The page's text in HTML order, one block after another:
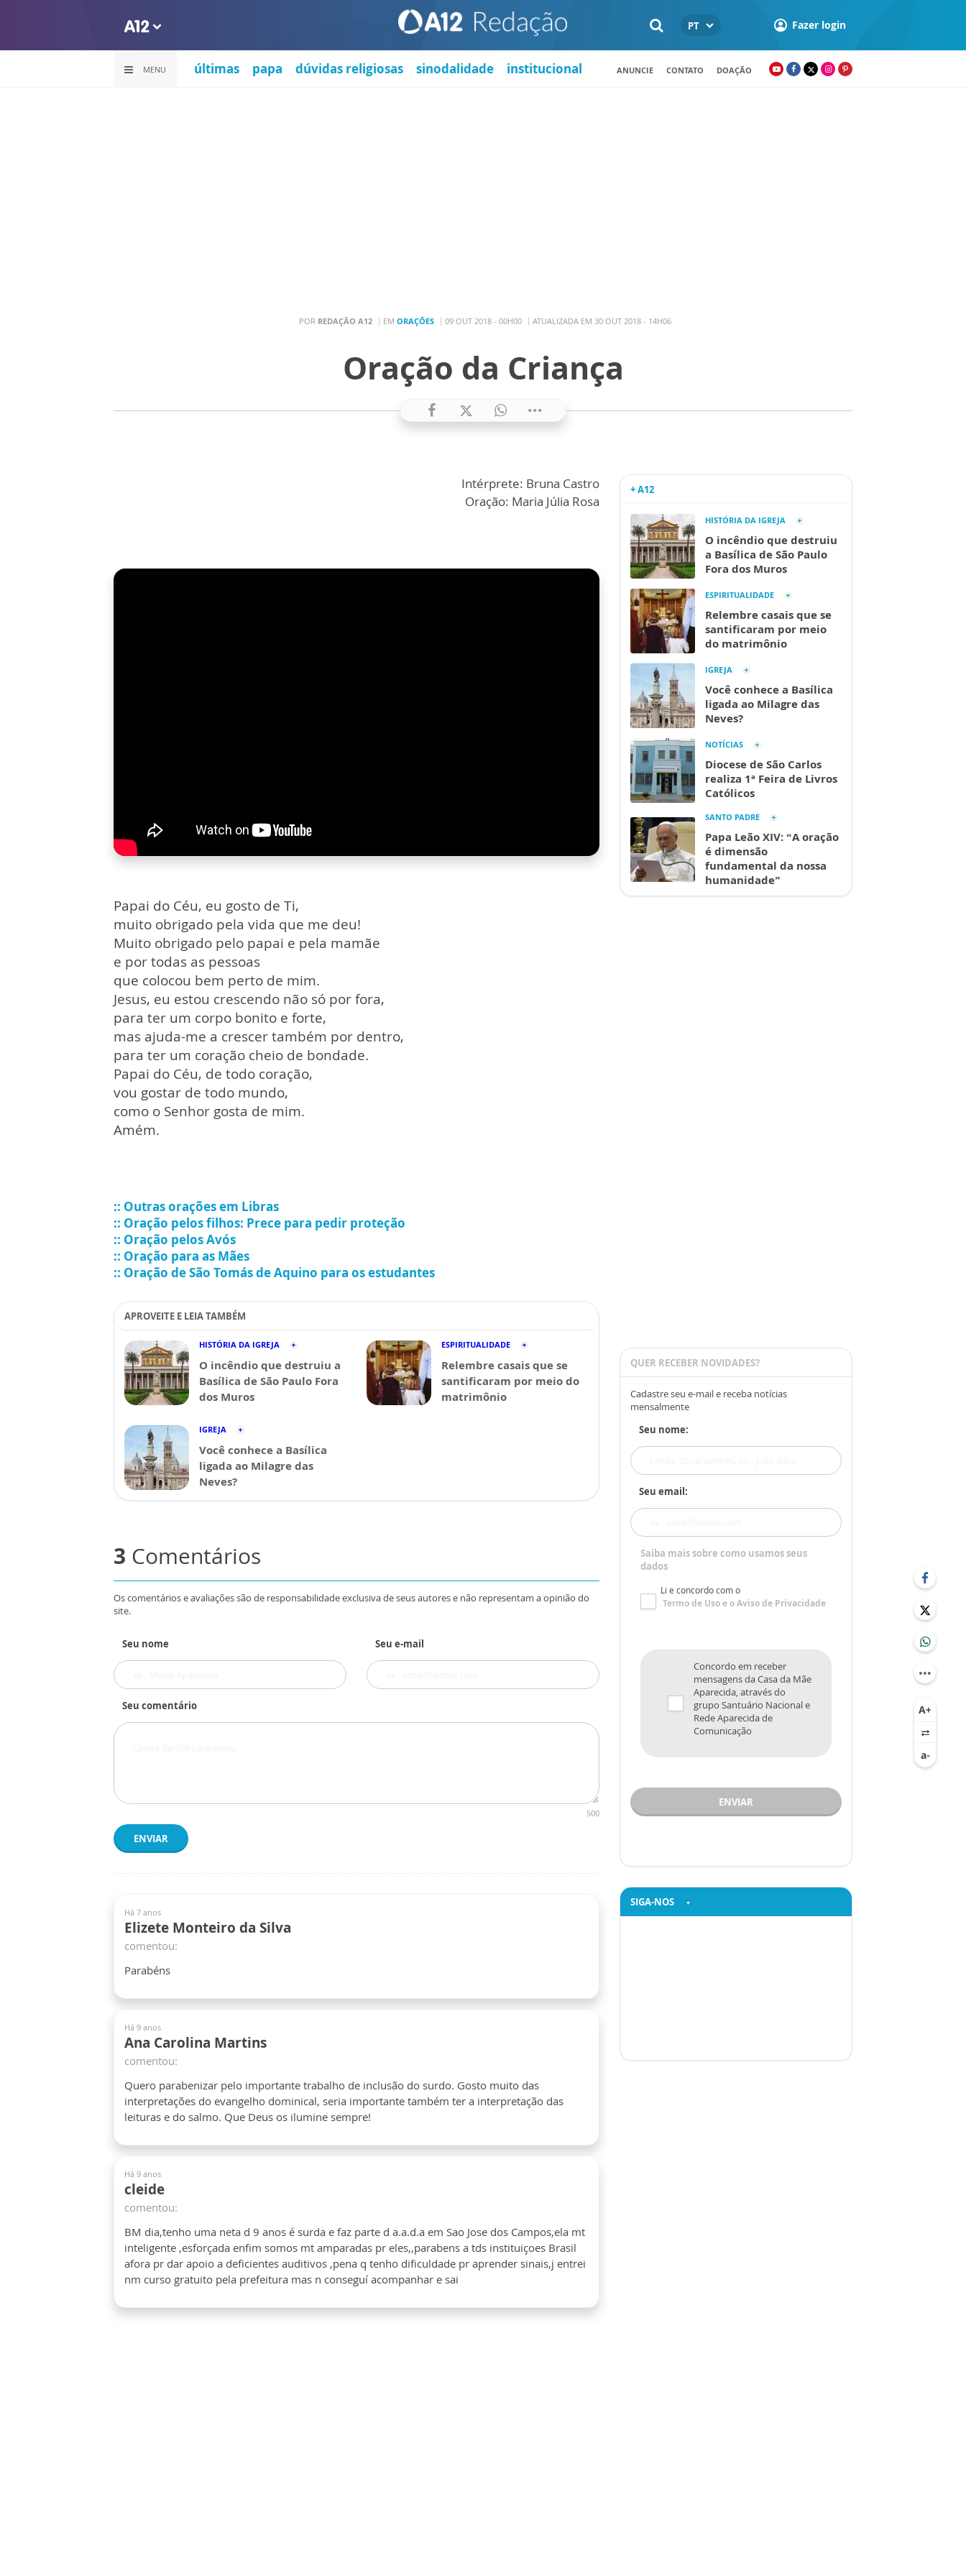
PT Fazer login
MENU últimas papa dúvidas religiosas sinodalidade institucional ANUNCIE CONTATO DOAÇÃO
POR REDAÇÃO A12 EM ORAÇÕES 09 OUT 2018 - 00H00 ATUALIZADA EM 30 OUT 2018 - 14H06
Oração da Criança
Intérprete: Bruna Castro
Oração: Maria Júlia Rosa
Papai do Céu, eu gosto de Ti,
muito obrigado pela vida que me deu!
Muito obrigado pelo papai e pela mamãe
e por todas as pessoas
que colocou bem perto de mim.
Jesus, eu estou crescendo não só por fora,
para ter um corpo bonito e forte,
mas ajuda-me a crescer também por dentro,
para ter um coração cheio de bondade.
Papai do Céu, de todo coração,
vou gostar de todo mundo,
como o Senhor gosta de mim.
Amém.
:: Outras orações em Libras
:: Oração pelos filhos: Prece para pedir proteção
:: Oração pelos Avós
:: Oração para as Mães
:: Oração de São Tomás de Aquino para os estudantes
APROVEITE E LEIA TAMBÉM
HISTÓRIA DA IGREJA
O incêndio que destruiu a
Basílica de São Paulo Fora
dos Muros
ESPIRITUALIDADE
Relembre casais que se
santificaram por meio do
matrimônio
IGREJA
Você conhece a Basílica
ligada ao Milagre das
Neves?
3 Comentários
Os comentários e avaliações são de responsabilidade exclusiva de seus autores e não representam a opinião do
site.
Seu nome Seu e-mail
Seu comentário
500
ENVIAR
Há 7 anos
Elizete Monteiro da Silva
comentou:
Parabéns
Há 9 anos
Ana Carolina Martins
comentou:
Quero parabenizar pelo importante trabalho de inclusão do surdo. Gosto muito das
interpretações do evangelho dominical, seria importante também ter a interpretação das
leituras e do salmo. Que Deus os ilumine sempre!
Há 9 anos
cleide
comentou:
BM dia,tenho uma neta d 9 anos é surda e faz parte d a.a.d.a em Sao Jose dos Campos,ela mt
inteligente ,esforçada enfim somos mt amparadas pr eles,,parabens a tds instituiçoes Brasil
afora pr dar apoio a deficientes auditivos ,pena q tenho dificuldade pr aprender sinais,j entrei
nm curso gratuito pela prefeitura mas n conseguí acompanhar e sai
+ A12
HISTÓRIA DA IGREJA
O incêndio que destruiu
a Basílica de São Paulo
Fora dos Muros
ESPIRITUALIDADE
Relembre casais que se
santificaram por meio
do matrimônio
IGREJA
Você conhece a Basílica
ligada ao Milagre das
Neves?
NOTÍCIAS
Diocese de São Carlos
realiza 1ª Feira de Livros
Católicos
SANTO PADRE
Papa Leão XIV: “A oração
é dimensão
fundamental da nossa
humanidade”
QUER RECEBER NOVIDADES?
Cadastre seu e-mail e receba notícias
mensalmente
Seu nome:
Seu email:
Saiba mais sobre como usamos seus
dados
Li e concordo com o
Termo de Usoe oAviso de Privacidade
Concordo em receber
mensagens da Casa da Mãe
Aparecida, através do
grupo Santuário Nacional e
Rede Aparecida de
Comunicação
ENVIAR
SIGA-NOS